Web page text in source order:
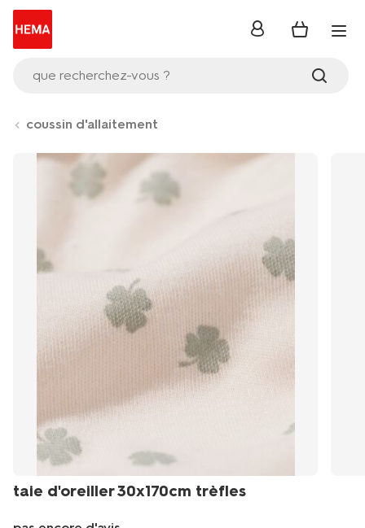
que recherchez-vous ?
se
coussin d'allaitement
taie d'oreiller 30x170cm trèfles